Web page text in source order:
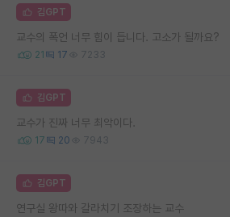
김GPT
교수의 폭언 너무 힘이 듭니다. 고소가 될까요?
21 17 7233
김GPT
교수가 진짜 너무 최악이다.
17 20 7943
김GPT
연구실 왕따와 갈라치기 조장하는 교수